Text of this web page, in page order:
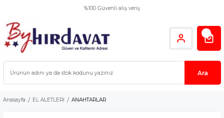
%100 Güvenli alış veriş
Ara
Anasayfa EL ALETLERİ ANAHTARLAR